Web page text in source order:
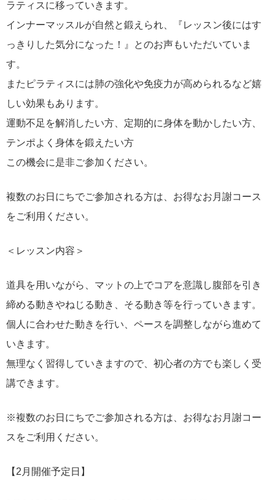
ラティスに移っていきます。
インナーマッスルが自然と鍛えられ、『レッスン後にはす
っきりした気分になった！』とのお声もいただいていま
す。
またピラティスには肺の強化や免疫力が高められるなど嬉
しい効果もあります。
運動不足を解消したい方、定期的に身体を動かしたい方、
テンポよく身体を鍛えたい方
この機会に是非ご参加ください。
複数のお日にちでご参加される方は、お得なお月謝コース
をご利用ください。
＜レッスン内容＞
道具を用いながら、マットの上でコアを意識し腹部を引き
締める動きやねじる動き、そる動き等を行っていきます。
個人に合わせた動きを行い、ペースを調整しながら進めて
いきます。
無理なく習得していきますので、初心者の方でも楽しく受
講できます。
※複数のお日にちでご参加される方は、お得なお月謝コー
スをご利用ください。
【2月開催予定日】